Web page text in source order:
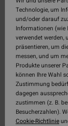
Technologie, um
und/oder darauf
Informationen (wie
verwendet werden,
präsentieren, um
messen, und um
Produkte unserer
können Ihre Wahl
Zustimmung
dagegen
zustimmen (z. B.
Besucherzahlen).
Cookie-Richtlinie